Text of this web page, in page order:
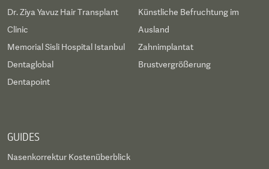
Dr. Ziya Yavuz Hair Transplant
Clinic
Memorial Sisli Hospital Istanbul
Dentaglobal
Dentapoint
Künstliche Befruchtung im
Ausland
Zahnimplantat
Brustvergrößerung
GUIDES
Nasenkorrektur Kostenüberblick